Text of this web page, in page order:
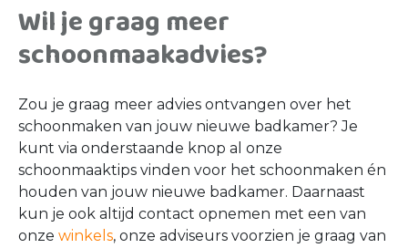
Wil je graag meer
schoonmaakadvies?
Zou je graag meer advies ontvangen over het
schoonmaken van jouw nieuwe badkamer? Je
kunt via onderstaande knop al onze
schoonmaaktips vinden voor het schoonmaken én
houden van jouw nieuwe badkamer. Daarnaast
kun je ook altijd contact opnemen met een van
onze winkels, onze adviseurs voorzien je graag van